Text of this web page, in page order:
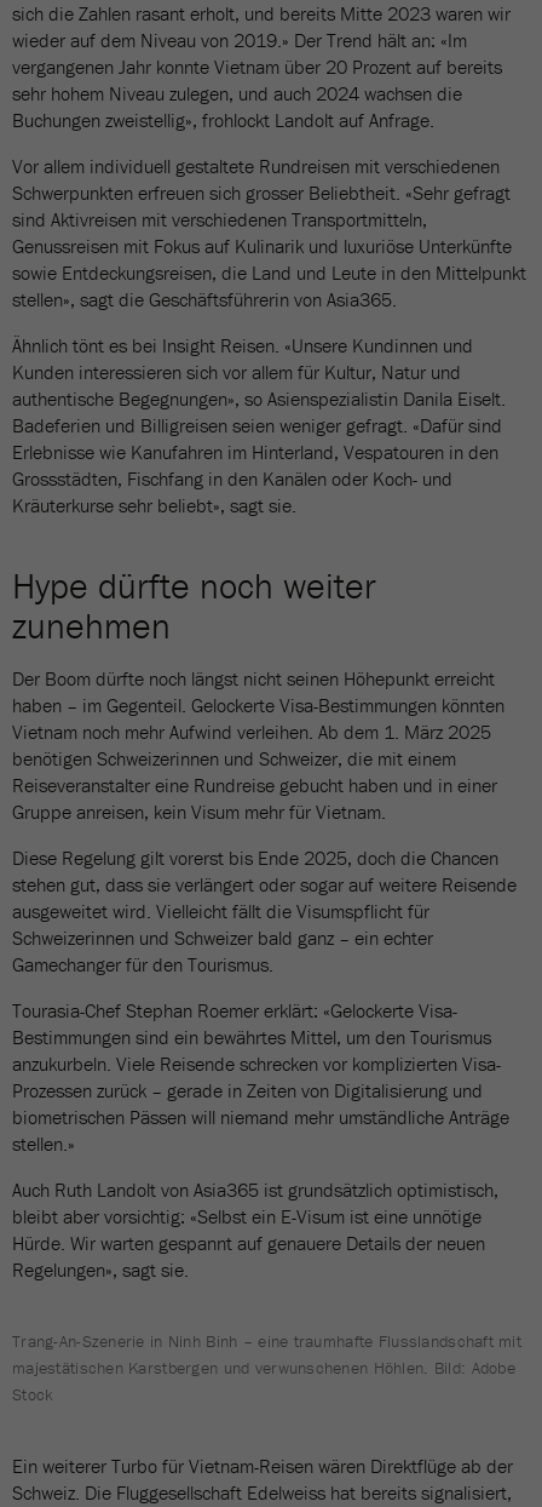
sich die Zahlen rasant erholt, und bereits Mitte 2023 waren wir
wieder auf dem Niveau von 2019.» Der Trend hält an: «Im
vergangenen Jahr konnte Vietnam über 20 Prozent auf bereits
sehr hohem Niveau zulegen, und auch 2024 wachsen die
Buchungen zweistellig», frohlockt Landolt auf Anfrage.
Vor allem individuell gestaltete Rundreisen mit verschiedenen
Schwerpunkten erfreuen sich grosser Beliebtheit. «Sehr gefragt
sind Aktivreisen mit verschiedenen Transportmitteln,
Genussreisen mit Fokus auf Kulinarik und luxuriöse Unterkünfte
sowie Entdeckungsreisen, die Land und Leute in den Mittelpunkt
stellen», sagt die Geschäftsführerin von Asia365.
Ähnlich tönt es bei Insight Reisen. «Unsere Kundinnen und
Kunden interessieren sich vor allem für Kultur, Natur und
authentische Begegnungen», so Asienspezialistin Danila Eiselt.
Badeferien und Billigreisen seien weniger gefragt. «Dafür sind
Erlebnisse wie Kanufahren im Hinterland, Vespatouren in den
Grossstädten, Fischfang in den Kanälen oder Koch- und
Kräuterkurse sehr beliebt», sagt sie.
Hype dürfte noch weiter
zunehmen
Der Boom dürfte noch längst nicht seinen Höhepunkt erreicht
haben – im Gegenteil. Gelockerte Visa-Bestimmungen könnten
Vietnam noch mehr Aufwind verleihen. Ab dem 1. März 2025
benötigen Schweizerinnen und Schweizer, die mit einem
Reiseveranstalter eine Rundreise gebucht haben und in einer
Gruppe anreisen, kein Visum mehr für Vietnam.
Diese Regelung gilt vorerst bis Ende 2025, doch die Chancen
stehen gut, dass sie verlängert oder sogar auf weitere Reisende
ausgeweitet wird. Vielleicht fällt die Visumspflicht für
Schweizerinnen und Schweizer bald ganz – ein echter
Gamechanger für den Tourismus.
Tourasia-Chef Stephan Roemer erklärt: «Gelockerte Visa-
Bestimmungen sind ein bewährtes Mittel, um den Tourismus
anzukurbeln. Viele Reisende schrecken vor komplizierten Visa-
Prozessen zurück – gerade in Zeiten von Digitalisierung und
biometrischen Pässen will niemand mehr umständliche Anträge
stellen.»
Auch Ruth Landolt von Asia365 ist grundsätzlich optimistisch,
bleibt aber vorsichtig: «Selbst ein E-Visum ist eine unnötige
Hürde. Wir warten gespannt auf genauere Details der neuen
Regelungen», sagt sie.
Trang-An-Szenerie in Ninh Binh – eine traumhafte Flusslandschaft mit
majestätischen Karstbergen und verwunschenen Höhlen. Bild: Adobe
Stock
Ein weiterer Turbo für Vietnam-Reisen wären Direktflüge ab der
Schweiz. Die Fluggesellschaft Edelweiss hat bereits signalisiert,